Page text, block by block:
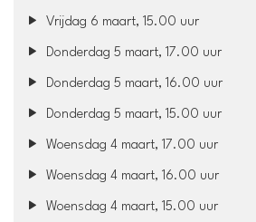
Vrijdag 6 maart, 15.00 uur
Donderdag 5 maart, 17.00 uur
Donderdag 5 maart, 16.00 uur
Donderdag 5 maart, 15.00 uur
Woensdag 4 maart, 17.00 uur
Woensdag 4 maart, 16.00 uur
Woensdag 4 maart, 15.00 uur